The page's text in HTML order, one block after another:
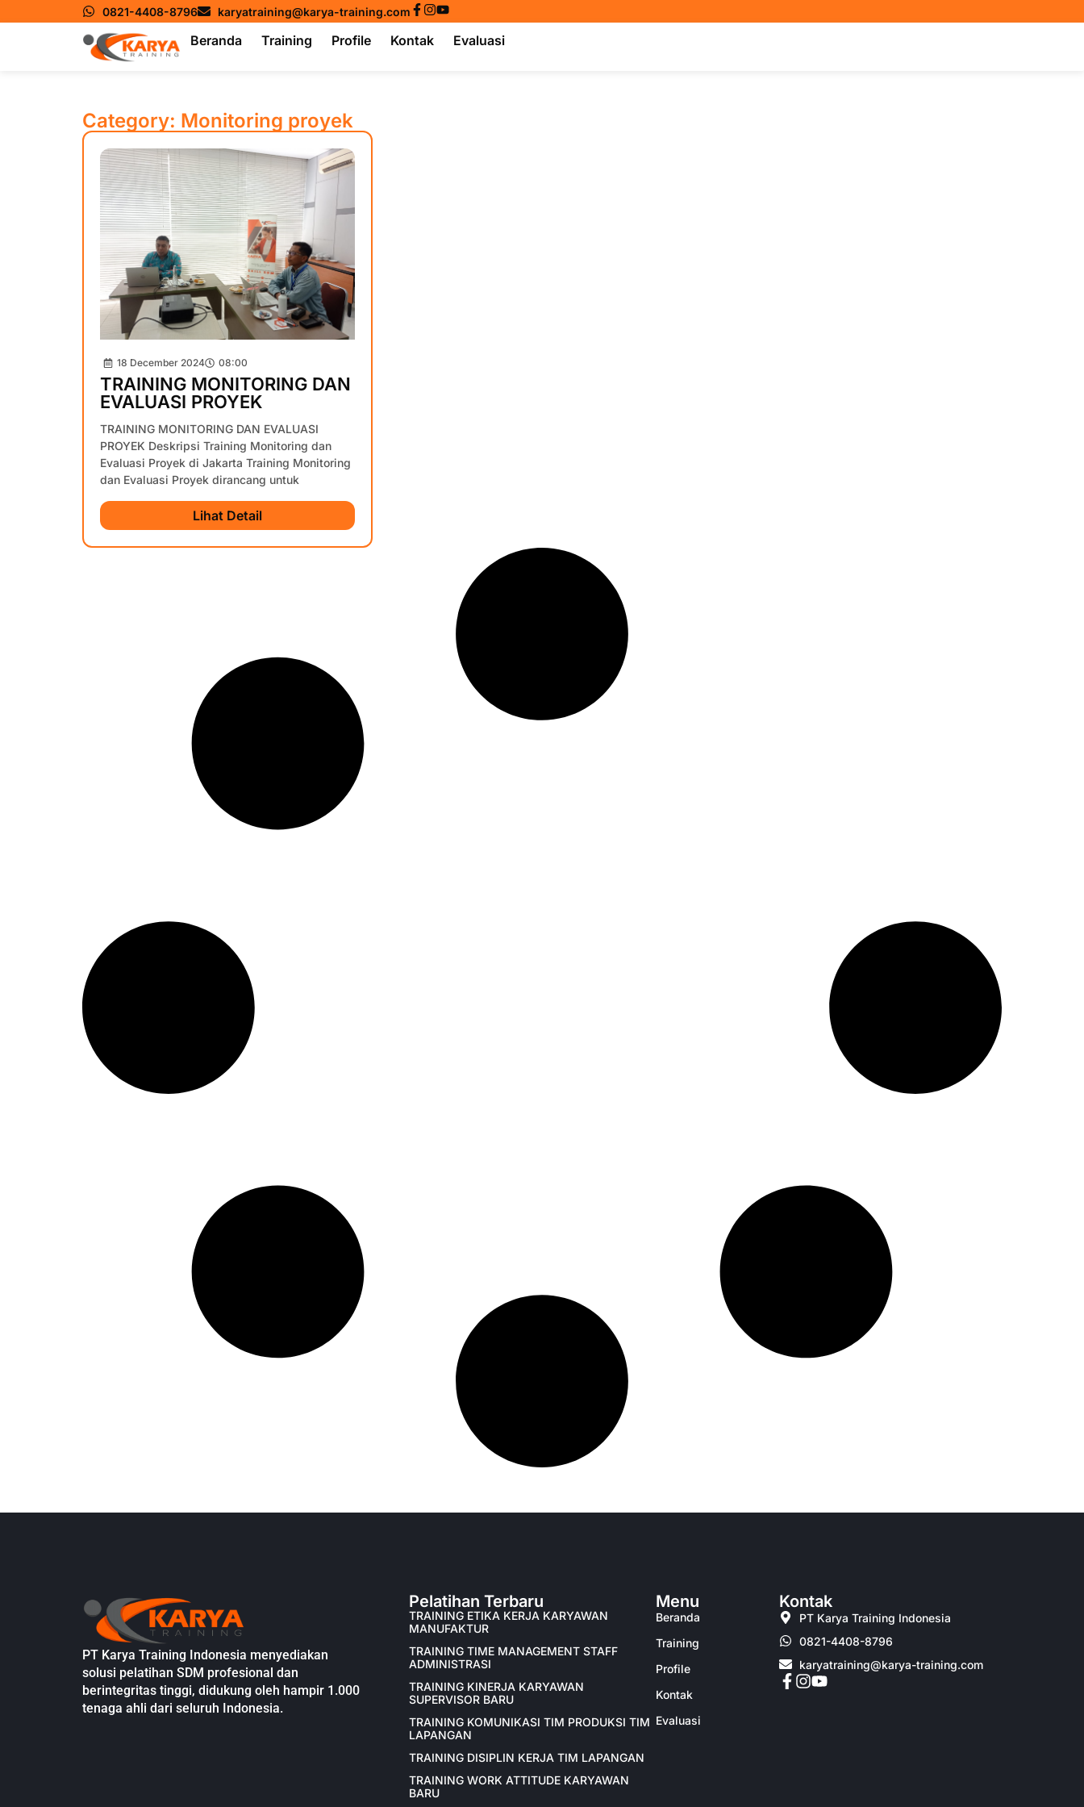
0821-4408-8796 karyatraining@karya-training.com
Beranda Training Profile Kontak Evaluasi
Category: Monitoring proyek
18 December 2024 08:00
TRAINING MONITORING DAN
EVALUASI PROYEK
TRAINING MONITORING DAN EVALUASI
PROYEK Deskripsi Training Monitoring dan
Evaluasi Proyek di Jakarta Training Monitoring
dan Evaluasi Proyek dirancang untuk
Lihat Detail
PT Karya Training Indonesia menyediakan
solusi pelatihan SDM profesional dan
berintegritas tinggi, didukung oleh hampir 1.000
tenaga ahli dari seluruh Indonesia.
Pelatihan Terbaru
TRAINING ETIKA KERJA KARYAWAN
MANUFAKTUR
TRAINING TIME MANAGEMENT STAFF
ADMINISTRASI
TRAINING KINERJA KARYAWAN
SUPERVISOR BARU
TRAINING KOMUNIKASI TIM PRODUKSI TIM
LAPANGAN
TRAINING DISIPLIN KERJA TIM LAPANGAN
TRAINING WORK ATTITUDE KARYAWAN
BARU
Menu
Beranda
Training
Profile
Kontak
Evaluasi
Kontak
PT Karya Training Indonesia
0821-4408-8796
karyatraining@karya-training.com